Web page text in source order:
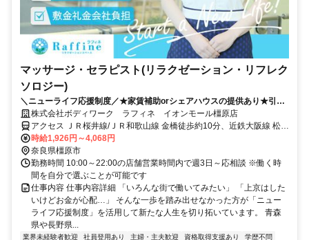
マッサージ・セラピスト(リラクゼーション・リフレク
ソロジー)
＼ニューライフ応援制度／★家賃補助orシェアハウスの提供あり★引越
費用負担 新しい地で新しい人生を♪
株式会社ボディワーク ラフィネ イオンモール橿原店
アクセス ＪＲ桜井線/ＪＲ和歌山線 金橋徒歩約10分、近鉄大阪線 松塚
徒歩約26分、近鉄南大阪線 坊城徒歩約19分 最寄駅：金橋大和八木駅
時給1,926円～4,068円
奈良県橿原市
勤務時間 10:00～22:00の店舗営業時間内で週3日～応相談 ※働く時
間を自分で選ぶことが可能です
仕事内容 仕事内容詳細 「いろんな街で働いてみたい」 「上京はした
いけどお金が心配…」 そんな一歩を踏み出せなかった方が「ニュー
ライフ応援制度」を活用して新たな人生を切り拓いています。 青森
県や長野県...
業界未経験者歓迎 社員登用あり 主婦・主夫歓迎 資格取得支援あり
学歴不問